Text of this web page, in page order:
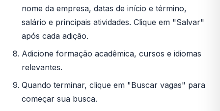
nome da empresa, datas de início e término,
salário e principais atividades. Clique em "Salvar"
após cada adição.
Adicione formação acadêmica, cursos e idiomas
relevantes.
Quando terminar, clique em "Buscar vagas" para
começar sua busca.